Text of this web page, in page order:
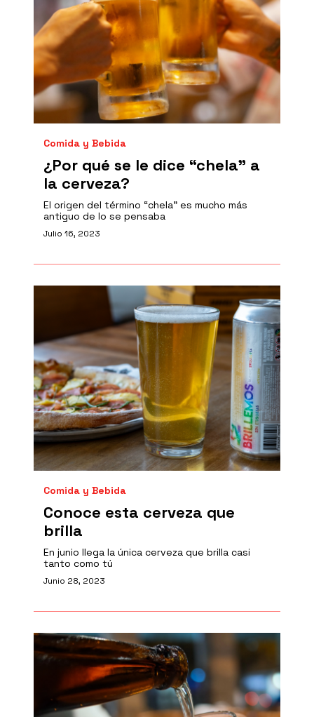
Comida y Bebida
¿Por qué se le dice “chela” a
la cerveza?
El origen del término “chela” es mucho más
antiguo de lo se pensaba
Julio 16, 2023
Comida y Bebida
Conoce esta cerveza que
brilla
En junio llega la única cerveza que brilla casi
tanto como tú
Junio 28, 2023